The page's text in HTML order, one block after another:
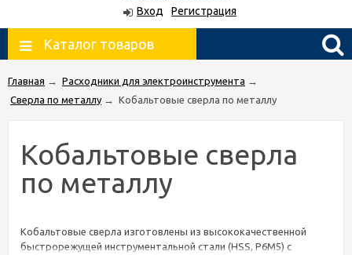
Вход Регистрация
Каталог товаров
Главная → Расходники для электроинструмента →
Сверла по металлу → Кобальтовые сверла по металлу
Кобальтовые сверла
по металлу
Кобальтовые сверла изготовлены из высококачественной
быстрорежущей инструментальной стали (HSS, Р6М5) с